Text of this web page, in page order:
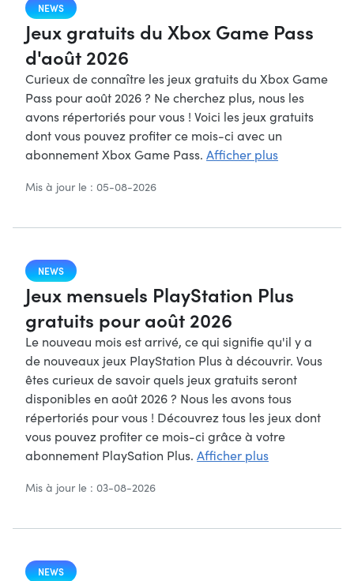
NEWS
Jeux gratuits du Xbox Game Pass
d'août 2026
Curieux de connaître les jeux gratuits du Xbox Game
Pass pour août 2026 ? Ne cherchez plus, nous les
avons répertoriés pour vous ! Voici les jeux gratuits
dont vous pouvez profiter ce mois-ci avec un
abonnement Xbox Game Pass. Afficher plus
Mis à jour le : 05-08-2026
NEWS
Jeux mensuels PlayStation Plus
gratuits pour août 2026
Le nouveau mois est arrivé, ce qui signifie qu'il y a
de nouveaux jeux PlayStation Plus à découvrir. Vous
êtes curieux de savoir quels jeux gratuits seront
disponibles en août 2026 ? Nous les avons tous
répertoriés pour vous ! Découvrez tous les jeux dont
vous pouvez profiter ce mois-ci grâce à votre
abonnement PlaySation Plus. Afficher plus
Mis à jour le : 03-08-2026
NEWS